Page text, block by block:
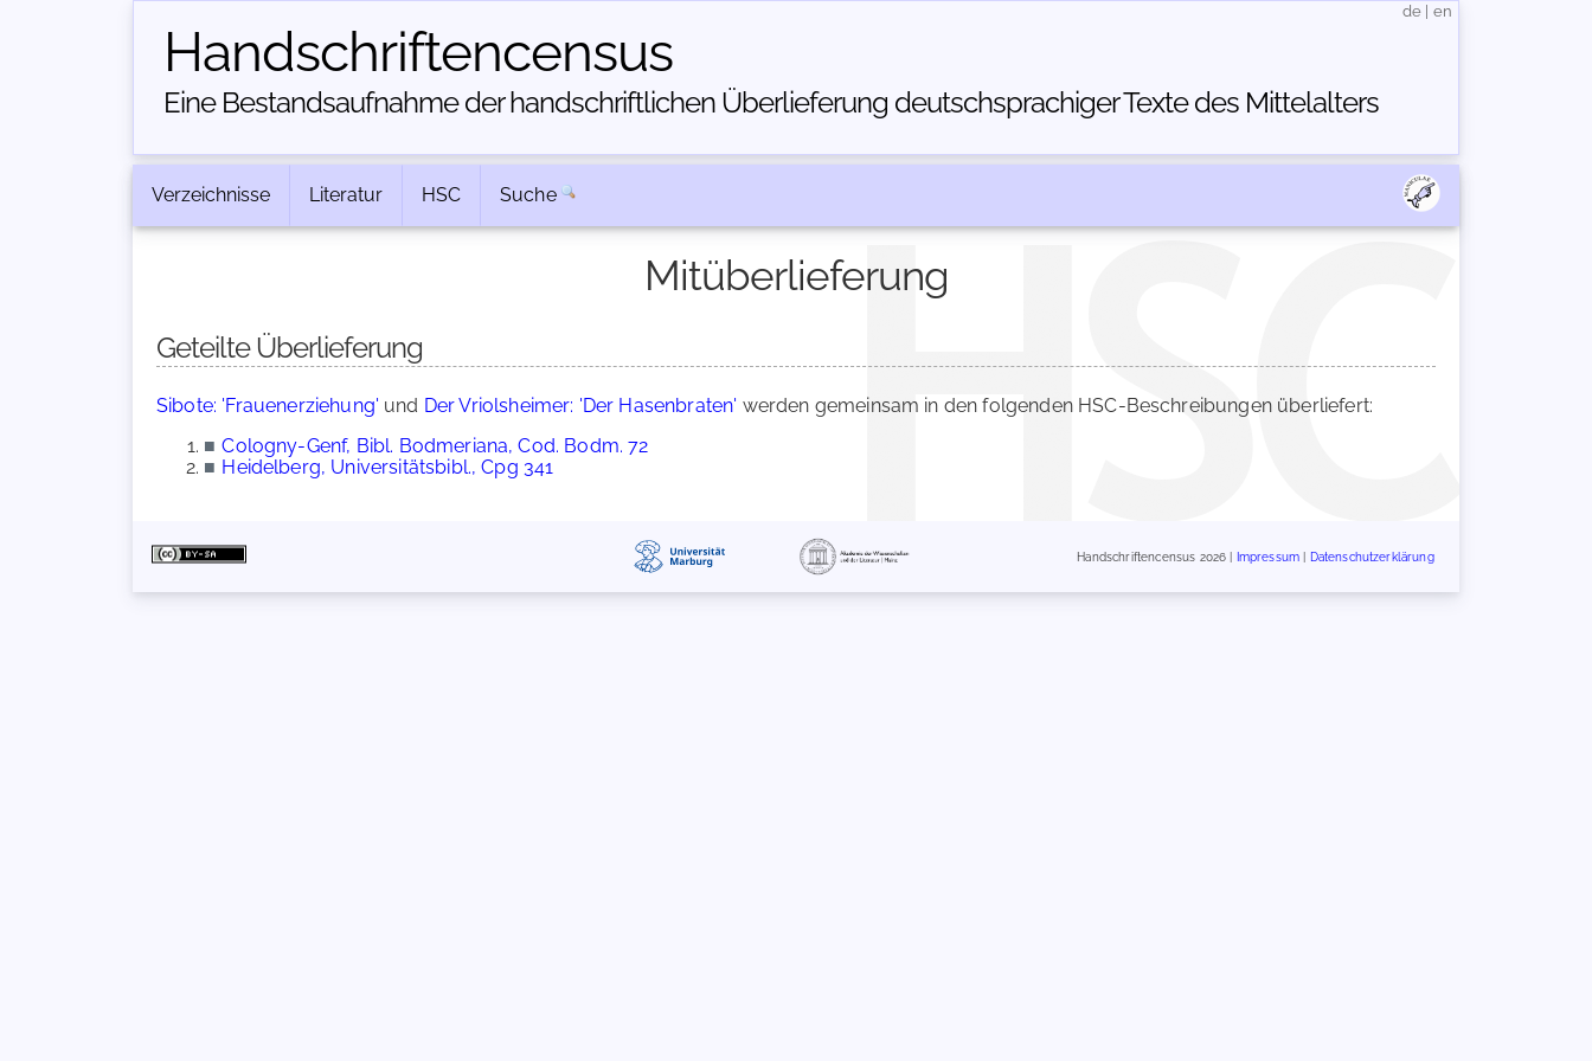
Handschriften­census
Eine Bestandsaufnahme der handschriftlichen Über­lieferung deutschsprachiger Texte des Mittelalters
de en
Verzeichnisse Literatur HSC Suche
Mitüberlieferung
Geteilte Überlieferung
Sibote: 'Frauenerziehung' und Der Vriolsheimer: 'Der Hasenbraten' werden gemeinsam in den folgenden HSC-Beschreibungen überliefert:
■ Cologny-Genf, Bibl. Bodmeriana, Cod. Bodm. 72
■ Heidelberg, Universitätsbibl., Cpg 341
Handschriftencensus 2026 | Impressum Datenschutzerklärung